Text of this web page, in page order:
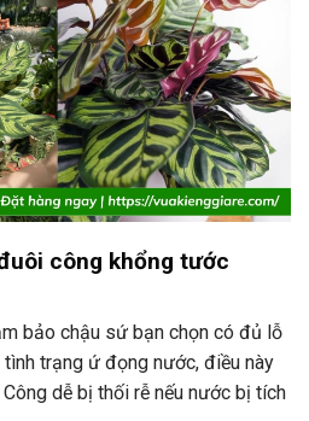
công khổng tước
bảo chậu sứ bạn chọn có đủ lỗ
trạng ứ đọng nước, điều này
dễ bị thối rễ nếu nước bị tích